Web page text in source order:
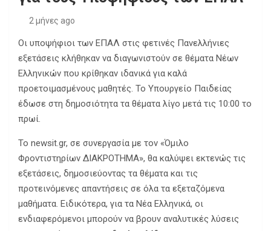
2 μήνες ago
Οι υποψήφιοι των ΕΠΑΛ στις φετινές Πανελλήνιες
εξετάσεις κλήθηκαν να διαγωνιστούν σε θέματα Νέων
Ελληνικών που κρίθηκαν ιδανικά για καλά
προετοιμασμένους μαθητές. Το Υπουργείο Παιδείας
έδωσε στη δημοσιότητα τα θέματα λίγο μετά τις 10:00 το
πρωί.
Το newsit.gr, σε συνεργασία με τον «Όμιλο
Φροντιστηρίων ΔΙΑΚΡΟΤΗΜΑ», θα καλύψει εκτενώς τις
εξετάσεις, δημοσιεύοντας τα θέματα και τις
προτεινόμενες απαντήσεις σε όλα τα εξεταζόμενα
μαθήματα. Ειδικότερα, για τα Νέα Ελληνικά, οι
ενδιαφερόμενοι μπορούν να βρουν αναλυτικές λύσεις